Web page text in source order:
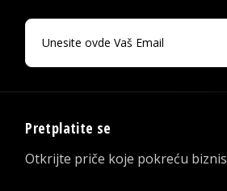
Pretplatite se
Otkrijte priče koje pokreću biznis